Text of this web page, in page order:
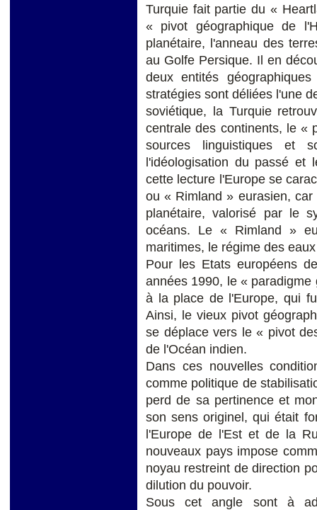
Turquie fait partie du «
« pivot géographique de
planétaire, l'anneau des
au Golfe Persique. Il en
deux entités
stratégies sont déliées l'une
soviétique, la Turquie
centrale des continents, le «
sources linguistiques et
l'idéologisation du passé et
cette lecture l'Europe se
ou « Rimland » eurasien,
planétaire, valorisé par le
océans. Le « Rimland »
maritimes, le régime des
Pour les Etats européens
années 1990, le «
à la place de l'Europe, qui
Ainsi, le vieux pivot
se déplace vers le « pivot
de l'Océan indien.
Dans ces nouvelles
comme politique de
perd de sa pertinence et
son sens originel, qui était
l'Europe de l'Est et de la
nouveaux pays impose
noyau restreint de direction
dilution du pouvoir.
Sous cet angle sont à